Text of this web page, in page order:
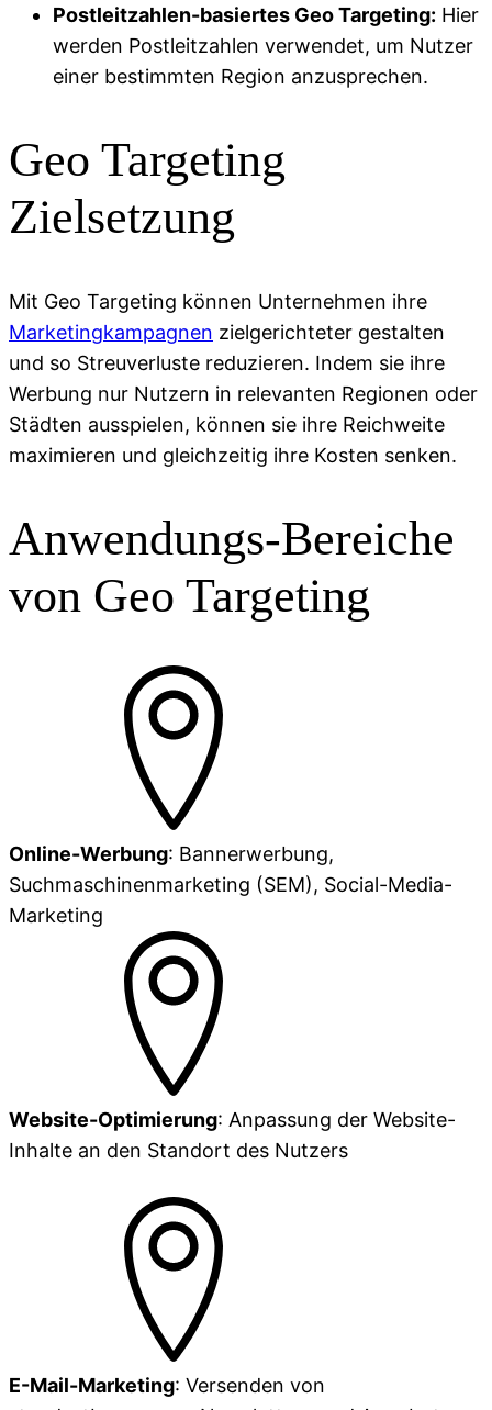
Postleitzahlen-basiertes Geo Targeting: Hier
werden Postleitzahlen verwendet, um Nutzer
einer bestimmten Region anzusprechen.
Geo Targeting
Zielsetzung
Mit Geo Targeting können Unternehmen ihre
Marketingkampagnen zielgerichteter gestalten
und so Streuverluste reduzieren. Indem sie ihre
Werbung nur Nutzern in relevanten Regionen oder
Städten ausspielen, können sie ihre Reichweite
maximieren und gleichzeitig ihre Kosten senken.
Anwendungs-Bereiche
von Geo Targeting
Online-Werbung: Bannerwerbung,
Suchmaschinenmarketing (SEM), Social-Media-
Marketing
Website-Optimierung: Anpassung der Website-
Inhalte an den Standort des Nutzers
E-Mail-Marketing: Versenden von